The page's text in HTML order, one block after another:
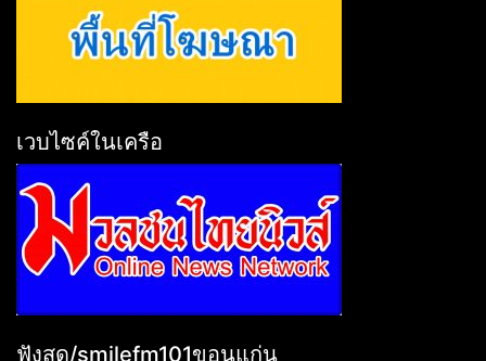
เวบไซค์ในเครือ
ฟังสด/smilefm101ขอนแก่น